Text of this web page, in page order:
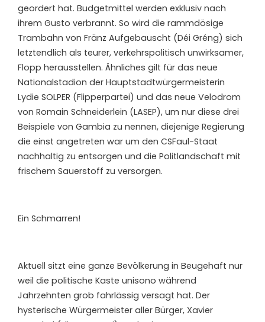
geordert hat. Budgetmittel werden exklusiv nach
ihrem Gusto verbrannt. So wird die rammdösige
Trambahn von Fränz Aufgebauscht (Déi Gréng) sich
letztendlich als teurer, verkehrspolitisch unwirksamer,
Flopp herausstellen. Ähnliches gilt für das neue
Nationalstadion der Hauptstadtwürgermeisterin
Lydie SOLPER (Flipperpartei) und das neue Velodrom
von Romain Schneiderlein (LASEP), um nur diese drei
Beispiele von Gambia zu nennen, diejenige Regierung
die einst angetreten war um den CSFaul-Staat
nachhaltig zu entsorgen und die Politlandschaft mit
frischem Sauerstoff zu versorgen.
Ein Schmarren!
Aktuell sitzt eine ganze Bevölkerung in Beugehaft nur
weil die politische Kaste unisono während
Jahrzehnten grob fahrlässig versagt hat. Der
hysterische Würgermeister aller Bürger, Xavier